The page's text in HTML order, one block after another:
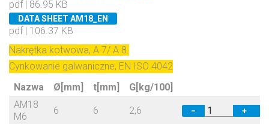
pdf | 86.95 KB
DATA SHEET AM18_EN
pdf | 106.37 KB
Nakrętka kotwowa, A 7/ A 8.
Cynkowanie galwaniczne, EN ISO 4042
Nazwa
Ø[mm] t[mm]
G[kg/100]
AM18
M6
6 6 2,6 − +